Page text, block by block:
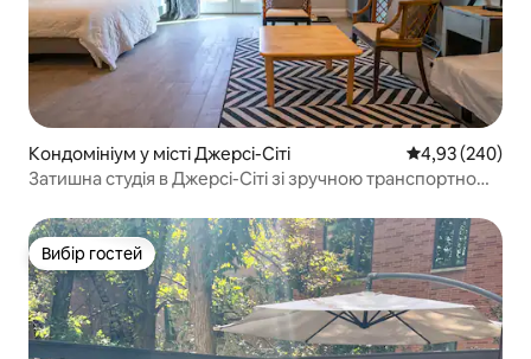
Кондомініум у місті Джерсі-Сіті Середня
4,93 (240)
Затишна студія в Джерсі-Сіті зі зручною транспортною
Вибір гостей
Вибір гостей